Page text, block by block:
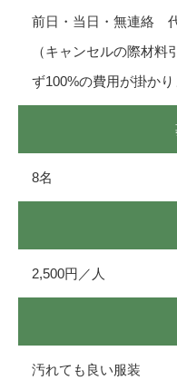
前日・当日・無連絡
（キャンセルの際材
ず100%の費用が掛か
8名
2,500円／人
汚れても良い服装